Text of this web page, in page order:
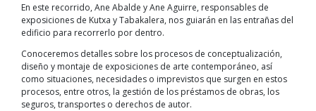
En este recorrido, Ane Abalde y Ane Aguirre, responsables de
exposiciones de Kutxa y Tabakalera, nos guiarán en las entrañas del
edificio para recorrerlo por dentro.
Conoceremos detalles sobre los procesos de conceptualización,
diseño y montaje de exposiciones de arte contemporáneo, así
como situaciones, necesidades o imprevistos que surgen en estos
procesos, entre otros, la gestión de los préstamos de obras, los
seguros, transportes o derechos de autor.